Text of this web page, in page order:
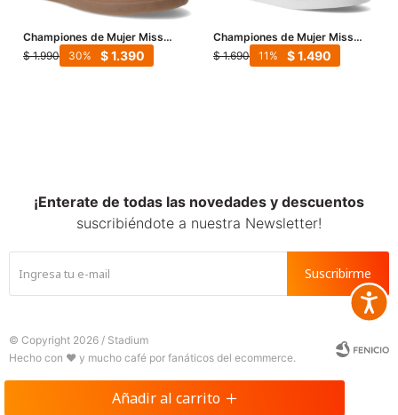
Añadir al carrito
Championes de Mujer Miss
Carol Uberaba - Blanco - Beige
$ 1.990 $1.390
30
Championes de Mujer Miss
Carol Dilon De Lona - Blanco
$ 1.690 $1.490
11
¡Enterate de todas las novedades y descuentos
suscribiéndote a nuestra Newsletter!
Suscribirme
© Copyright 2026 / Stadium